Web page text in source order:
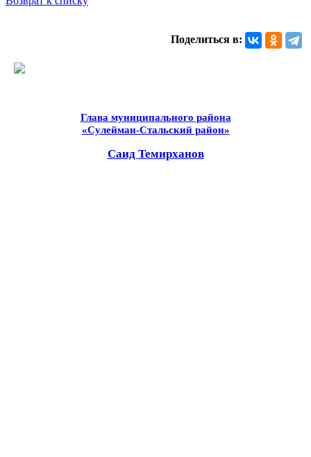
Поделиться в:
Глава муниципального района
«Сулейман-Стальский район»
Саид Темирханов